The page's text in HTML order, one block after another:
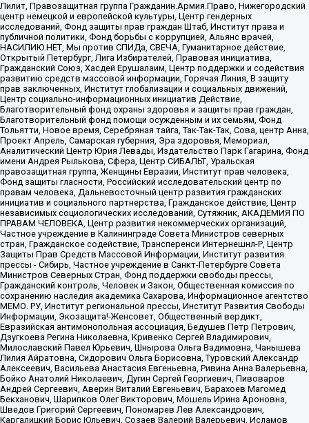
Лилит, Правозащитная группа Гражданин.Армия.Право, Нижегородский
центр немецкой и европейской культуры, Центр гендерных
исследований, Фонд защиты прав граждан Штаб, Институт права и
публичной политики, Фонд борьбы с коррупцией, Альянс врачей,
НАСИЛИЮ.НЕТ, Мы против СПИДа, СВЕЧА, Гуманитарное действие,
Открытый Петербург, Лига Избирателей, Правовая инициатива,
Гражданский Союз, Хасдей Ерушалаим, Центр поддержки и содействия
развитию средств массовой информации, Горячая Линия, В защиту
прав заключенных, Институт глобализации и социальных движений,
Центр социально-информационных инициатив Действие,
Благотворительный фонд охраны здоровья и защиты прав граждан,
Благотворительный фонд помощи осужденным и их семьям, Фонд
Тольятти, Новое время, Серебряная тайга, Так-Так-Так, Сова, центр Анна,
Проект Апрель, Самарская губерния, Эра здоровья, Мемориал,
Аналитический Центр Юрия Левады, Издательство Парк Гагарина, Фонд
имени Андрея Рылькова, Сфера, Центр СИБАЛЬТ, Уральская
правозащитная группа, Женщины Евразии, Институт прав человека,
Фонд защиты гласности, Российский исследовательский центр по
правам человека, Дальневосточный центр развития гражданских
инициатив и социального партнерства, Гражданское действие, Центр
независимых социологических исследований, Сутяжник, АКАДЕМИЯ ПО
ПРАВАМ ЧЕЛОВЕКА, Центр развития некоммерческих организаций,
Частное учреждение в Калининграде Совета Министров северных
стран, Гражданское содействие, Трансперенси Интернешнл-Р, Центр
Защиты Прав Средств Массовой Информации, Институт развития
прессы - Сибирь, Частное учреждение в Санкт-Петербурге Совета
Министров Северных Стран, Фонд поддержки свободы прессы,
Гражданский контроль, Человек и Закон, Общественная комиссия по
сохранению наследия академика Сахарова, Информационное агентство
МЕМО. РУ, Институт региональной прессы, Институт Развития Свободы
Информации, Экозащита!-Женсовет, Общественный вердикт,
Евразийская антимонопольная ассоциация, Бедушев Петр Петрович,
Дзугкоева Регина Николаевна, Кривенко Сергей Владимирович,
Милославский Павел Юрьевич, Шнырова Ольга Вадимовна, Чанышева
Лилия Айратовна, Сидорович Ольга Борисовна, Туровский Александр
Алексеевич, Васильева Анастасия Евгеньевна, Ривина Анна Валерьевна,
Бойко Анатолий Николаевич, Дугин Сергей Георгиевич, Пивоваров
Андрей Сергеевич, Аверин Виталий Евгеньевич, Барахоев Магомед
Бекханович, Шарипков Олег Викторович, Мошель Ирина Ароновна,
Шведов Григорий Сергеевич, Пономарев Лев Александрович,
Каргалицкий Борис Юльевич, Созаев Валерий Валерьевич, Исламов